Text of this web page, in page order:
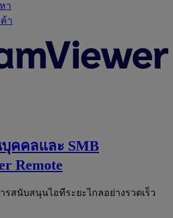
า
า
คคลและ SMB
Remote
รสนับสนุนไอทีระยะไกลอย่างรวดเร็ว